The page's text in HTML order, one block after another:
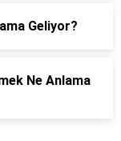
Geliyor?
Ne Anlama